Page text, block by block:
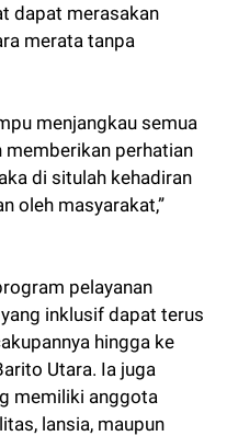
dapat merasakan
merata tanpa
menjangkau semua
memberikan perhatian
di situlah kehadiran
oleh masyarakat,”
pelayanan
inklusif dapat terus
hingga ke
Utara. Ia juga
memiliki anggota
lansia, maupun